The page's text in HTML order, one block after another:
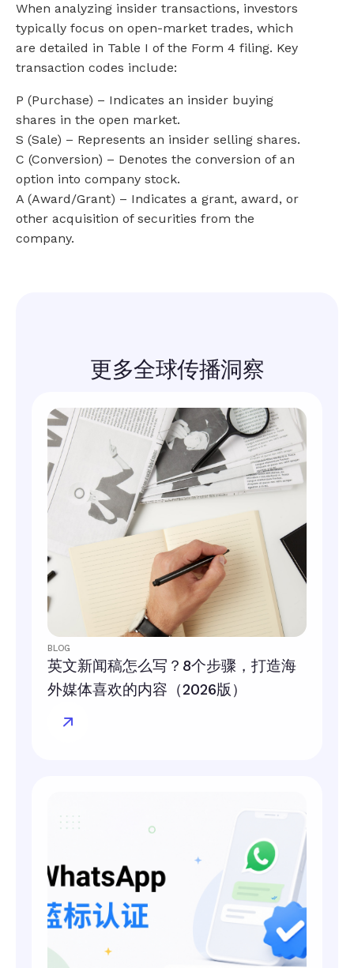
When analyzing insider transactions, investors
typically focus on open-market trades, which
are detailed in Table I of the Form 4 filing. Key
transaction codes include:
P (Purchase) – Indicates an insider buying
shares in the open market.
S (Sale) – Represents an insider selling shares.
C (Conversion) – Denotes the conversion of an
option into company stock.
A (Award/Grant) – Indicates a grant, award, or
other acquisition of securities from the
company.
更多全球传播洞察
BLOG
英文新闻稿怎么写？8个步骤，打造海
外媒体喜欢的内容（2026版）